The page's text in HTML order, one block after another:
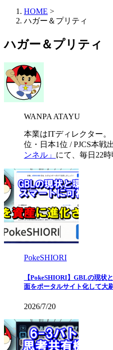
HOME >
ハガー＆プリティ
ハガー＆プリティ
WANPA ATAYU
本業はITディレクター
位・日本1位 / PJCS本戦
ンネル」 にて、毎日22
PokeSHIORI
【PokeSHIORI】GBLの現状
面をポータルサイト化して大
2026/7/20